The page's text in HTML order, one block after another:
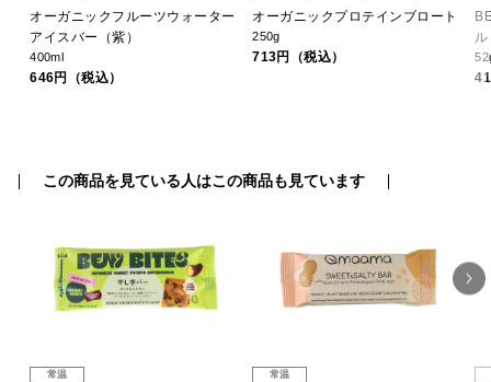
オーガニックフルーツウォーター
アイスバー（紫）
400ml
646円（税込）
オーガニックプロテインブロート
250g
713円（税込）
ル
この商品を見ている人はこの商品も見ています
常温 常温